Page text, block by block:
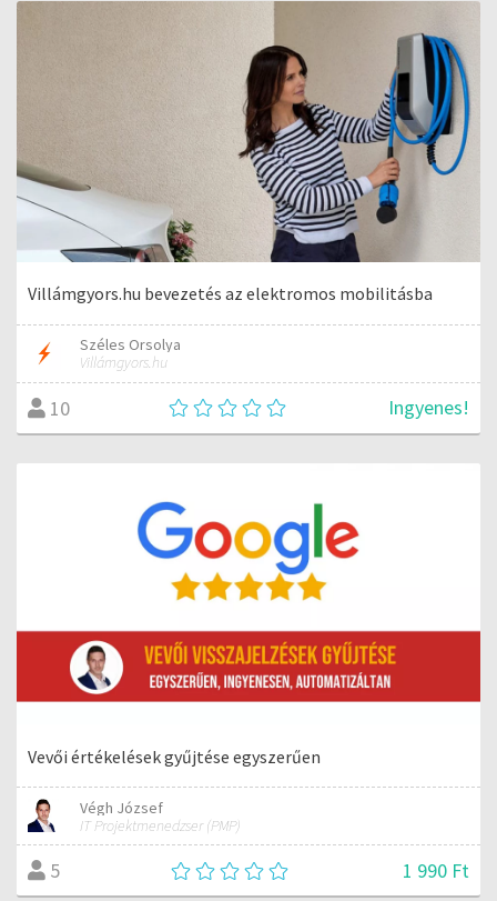
Villámgyors.hu bevezetés az elektromos mobilitásba
Széles Orsolya
Villámgyors.hu
10 Ingyenes!
Vevői értékelések gyűjtése egyszerűen
Végh József
IT Projektmenedzser (PMP)
5 1 990 Ft